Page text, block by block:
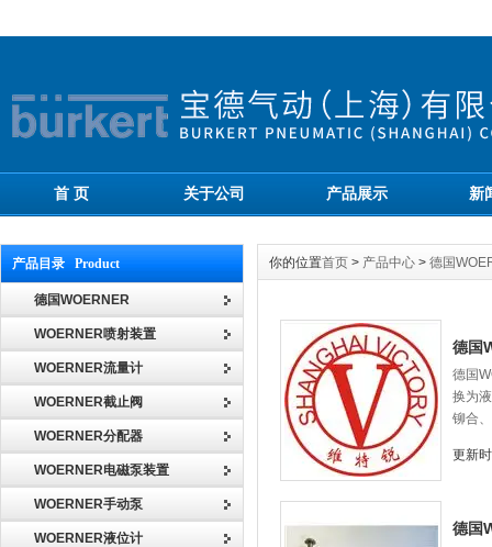
首 页 关于公司 产品展示 新
产品目录 Product
德国WOERNER
WOERNER喷射装置
WOERNER流量计
WOERNER截止阀
WOERNER分配器
WOERNER电磁泵装置
WOERNER手动泵
WOERNER液位计
你的位置首页 > 产品中心 > 德国
德国
德国
换为
铆合
更新
德国